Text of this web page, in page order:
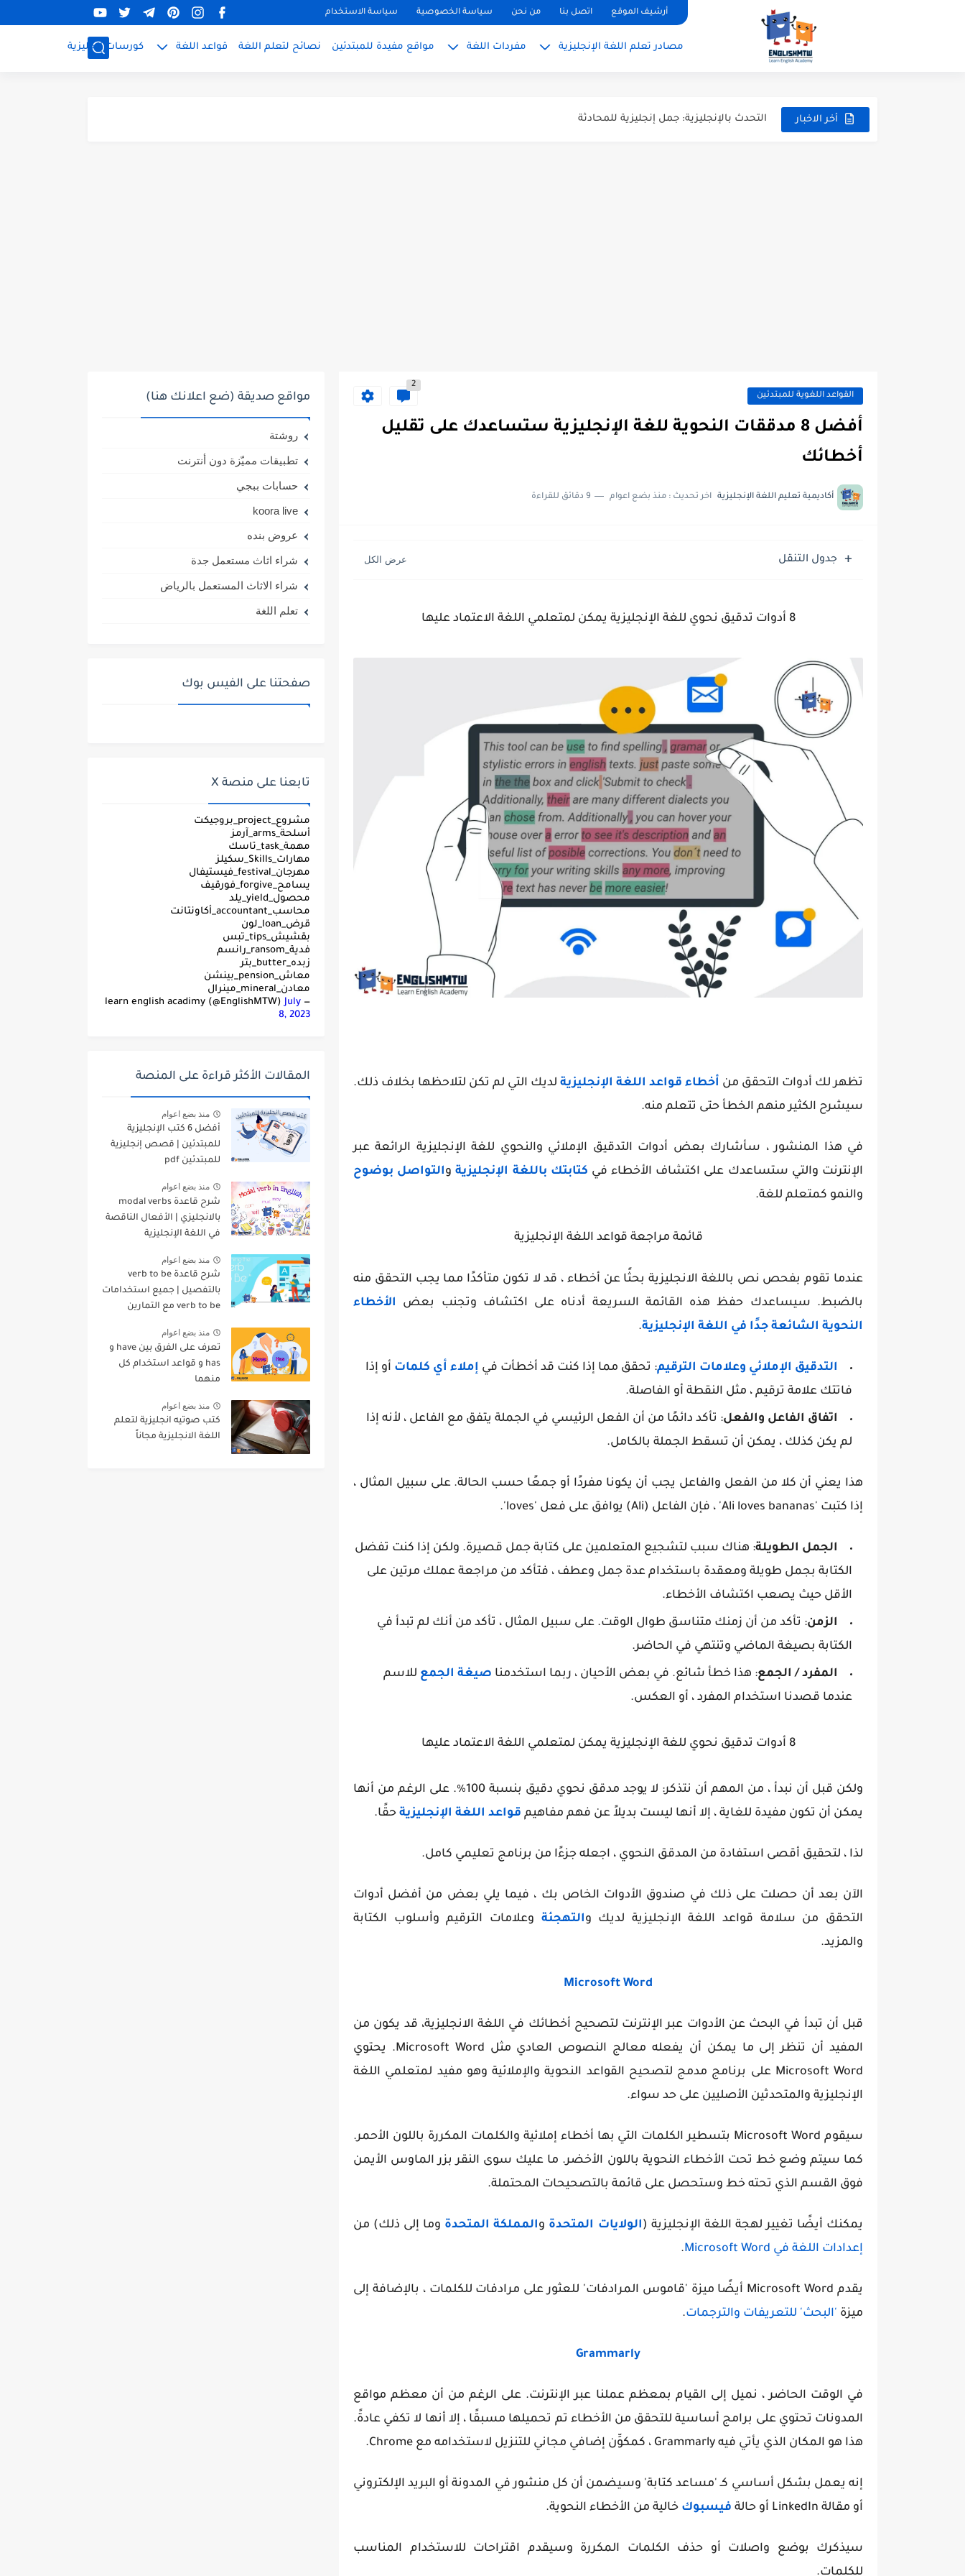
أرشيف الموقع اتصل بنا من نحن سياسة الخصوصية سياسة الاستخدام
مصادر تعلم اللغة الإنجليزية مفردات اللغة مواقع مفيدة للمبتدئين نصائح لتعلم اللغة قواعد اللغة كورسات إنجليزية
أخر الاخبار
قواعد اللغة الانجليزية: دليل المبتدئين بالعربي
التحدث بالإنجليزية: جمل إنجليزية للمحادثة
القواعد اللغوية للمبتدئين
2
أفضل 8 مدققات النحوية للغة الإنجليزية ستساعدك على تقليل
أخطائك
أكاديمية تعليم اللغة الإنجليزية اخر تحديث : منذ بضع اعوام 9 دقائق للقراءة
جدول التنقل
8 أدوات تدقيق نحوي للغة الإنجليزية يمكن لمتعلمي اللغة الاعتماد عليها
تظهر لك أدوات التحقق من أخطاء قواعد اللغة الإنجليزية لديك التي لم تكن لتلاحظها بخلاف ذلك.
سيشرح الكثير منهم الخطأ حتى تتعلم منه.
في هذا المنشور ، سأشارك بعض أدوات التدقيق الإملائي والنحوي للغة الإنجليزية الرائعة عبر
الإنترنت والتي ستساعدك على اكتشاف الأخطاء في كتابتك باللغة الإنجليزيةوالتواصل بوضوح
والنمو كمتعلم للغة.
قائمة مراجعة قواعد اللغة الإنجليزية
عندما تقوم بفحص نص باللغة الانجليزية بحثًا عن أخطاء ، قد لا تكون متأكدًا مما يجب التحقق منه
بالضبط. سيساعدك حفظ هذه القائمة السريعة أدناه على اكتشاف وتجنب بعض
الأخطاء
النحوية الشائعة جدًا في اللغة الإنجليزية.
التدقيق الإملائي وعلامات الترقيم: تحقق مما إذا كنت قد أخطأت في إملاء أي كلمات أو إذا
فاتتك علامة ترقيم ، مثل النقطة أو الفاصلة.
اتفاق الفاعل والفعل: تأكد دائمًا من أن الفعل الرئيسي في الجملة يتفق مع الفاعل ، لأنه إذا
لم يكن كذلك ، يمكن أن تسقط الجملة بالكامل.
هذا يعني أن كلا من الفعل والفاعل يجب أن يكونا مفردًا أو جمعًا حسب الحالة. على سبيل المثال ،
إذا كتبت 'Ali loves bananas' ، فإن الفاعل (Ali) يوافق على فعل 'loves'.
الجمل الطويلة: هناك سبب لتشجيع المتعلمين على كتابة جمل قصيرة. ولكن إذا كنت تفضل
الكتابة بجمل طويلة ومعقدة باستخدام عدة جمل وعطف ، فتأكد من مراجعة عملك مرتين على
الأقل حيث يصعب اكتشاف الأخطاء.
الزمن: تأكد من أن زمنك متناسق طوال الوقت. على سبيل المثال ، تأكد من أنك لم تبدأ في
الكتابة بصيغة الماضي وتنتهي في الحاضر.
المفرد / الجمع: هذا خطأ شائع. في بعض الأحيان ، ربما استخدمنا صيغة الجمع للاسم
عندما قصدنا استخدام المفرد ، أو العكس.
8 أدوات تدقيق نحوي للغة الإنجليزية يمكن لمتعلمي اللغة الاعتماد عليها
ولكن قبل أن نبدأ ، من المهم أن نتذكر: لا يوجد مدقق نحوي دقيق بنسبة 100٪. على الرغم من أنها
يمكن أن تكون مفيدة للغاية ، إلا أنها ليست بديلاً عن فهم مفاهيم قواعد اللغة الإنجليزية حقًا.
لذا ، لتحقيق أقصى استفادة من المدقق النحوي ، اجعله جزءًا من برنامج تعليمي كامل.
الآن بعد أن حصلت على ذلك في صندوق الأدوات الخاص بك ، فيما يلي بعض من أفضل أدوات
التحقق من سلامة قواعد اللغة الإنجليزية لديك والتهجئة وعلامات الترقيم وأسلوب الكتابة
والمزيد.
Microsoft Word
قبل أن تبدأ في البحث عن الأدوات عبر الإنترنت لتصحيح أخطائك في اللغة الانجليزية، قد يكون من
المفيد أن تنظر إلى ما يمكن أن يفعله معالج النصوص العادي مثل Microsoft Word. يحتوي
Microsoft Word على برنامج مدمج لتصحيح القواعد النحوية والإملائية وهو مفيد لمتعلمي اللغة
الإنجليزية والمتحدثين الأصليين على حد سواء.
سيقوم Microsoft Word بتسطير الكلمات التي بها أخطاء إملائية والكلمات المكررة باللون الأحمر.
كما سيتم وضع خط تحت الأخطاء النحوية باللون الأخضر. ما عليك سوى النقر بزر الماوس الأيمن
فوق القسم الذي تحته خط وستحصل على قائمة بالتصحيحات المحتملة.
يمكنك أيضًا تغيير لهجة اللغة الإنجليزية (الولايات المتحدة والمملكة المتحدة وما إلى ذلك) من
إعدادات اللغة في Microsoft Word
.
يقدم Microsoft Word أيضًا ميزة 'قاموس المرادفات' للعثور على مرادفات للكلمات ، بالإضافة إلى
ميزة 'البحث' للتعريفات والترجمات.
Grammarly
في الوقت الحاضر ، نميل إلى القيام بمعظم عملنا عبر الإنترنت. على الرغم من أن معظم مواقع
المدونات تحتوي على برامج أساسية للتحقق من الأخطاء تم تحميلها مسبقًا ، إلا أنها لا تكفي عادةً.
هذا هو المكان الذي يأتي فيه Grammarly ، كمكوِّن إضافي مجاني للتنزيل لاستخدامه مع Chrome.
إنه يعمل بشكل أساسي كـ 'مساعد كتابة' وسيضمن أن كل منشور في المدونة أو البريد الإلكتروني
أو مقالة LinkedIn أو حالة
فيسبوك خالية من الأخطاء النحوية.
سيذكرك بوضع واصلات أو حذف الكلمات المكررة وسيقدم اقتراحات للاستخدام المناسب
للكلمات.
مواقع صديقة (ضع اعلانك هنا)
روشتة
تطبيقات مميّزة دون أنترنت
حسابات ببجي
koora live
عروض بنده
شراء اثاث مستعمل جدة
شراء الاثاث المستعمل بالرياض
تعلم اللغة
صفحتنا على الفيس بوك
تابعنا على منصة X
مشروع_project_بروجيكت
أسلحة_arms_آرمز
مهمة_task_تاسك
مهارات_Skills_سكيلز
مهرجان_festival_فيستيفال
يسامح_forgive_فورقيف
محصول_yield_يلد
محاسب_accountant_أكاونتانت
قرض_loan_لون
بقشيش_tips_تبس
فدية_ransom_رانسم
زبده_butter_بتر
معاش_pension_بينشن
معادن_mineral_مينرال
— learn english acadimy (@EnglishMTW)
July
8, 2023
المقالات الأكثر قراءة على المنصة
منذ بضع اعوام
أفضل 6 كتب الإنجليزية
للمبتدئين | قصص إنجليزية
للمبتدئين pdf
منذ بضع اعوام
شرح قاعدة modal verbs
بالانجليزي | الأفعال الناقصة
في اللغة الإنجليزية
منذ بضع اعوام
شرح قاعدة verb to be
بالتفصيل | جميع استخدامات
verb to be مع التمارين
منذ بضع اعوام
تعرف على الفرق بين have و
has و قواعد استخدام كل
منهما
منذ بضع اعوام
كتب صوتيه انجليزية لتعلم
اللغة الانجليزية مجاناً